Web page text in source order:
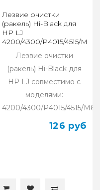
Лезвие очистки
(ракель) Hi-Black для
HP LJ
4200/4300/P4015/4515/
Лезвие очистки
(ракель) Hi-Black для
HP LJ совместимо с
моделями:
4200/4300/P4015/4515/
126 руб